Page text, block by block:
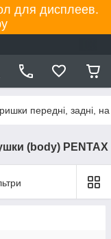
для дисплеев.
передні, задні,
(body) PENTAX